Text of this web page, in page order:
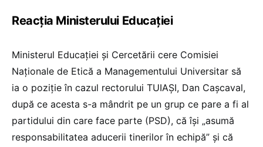
Reacția Ministerului Educației
Ministerul Educației și Cercetării cere Comisiei
Naționale de Etică a Managementului Universitar să
ia o poziție în cazul rectorului TUIAȘI, Dan Cașcaval,
după ce acesta s-a mândrit pe un grup ce pare a fi al
partidului din care face parte (PSD), că își „asumă
responsabilitatea aducerii tinerilor în echipă” și că